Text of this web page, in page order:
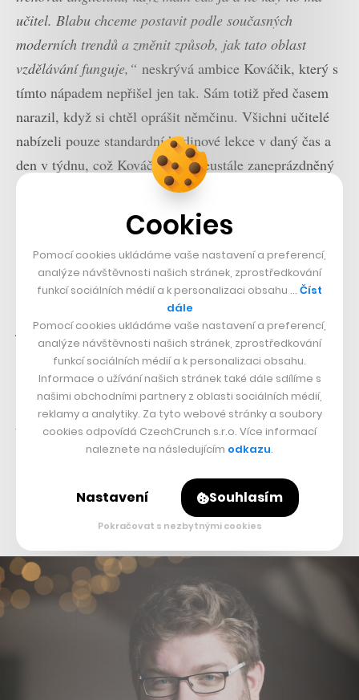
učitel. Blabu chceme postavit podle současných
moderních trendů a změnit způsob, jak tato oblast
vzdělávání funguje,“ neskrývá ambice Kováčik, který s
tímto nápadem nepřišel jen tak. Sám totiž před časem
narazil, když si chtěl oprášit němčinu. Všichni učitelé
nabízeli pouze standardní hodinové lekce v daný čas a
den v týdnu, což Kováčik jako neustále zaneprázdněný
šéf Skrzu nemohl akceptovat.
Proto vymyslel úplně nový model, kdy z celé rovnice
právě učitele a rigidní standardní způsob výuky vyřadil.
Ne že by snad byli učitelé špatní, ale Blabu nebude
primárně o učení, ale o konverzaci a tedy pro lidi, kteří
již vybraným jazykem do jisté míry vládnou a potřebují
především mluvit, aby se zdokonalovali.„Nebudeme
mít učitele, ale běžné lidi ze všech koutů světa, abyste se
mohli propojit třeba s Newyorčanem z Bronxu nebo
Angličanem z Newcastlu, pokud zrovna tam pojedete a
budete se chtít dopředu připravit,“popisuje Eva
platformy rozhodně Blabu nenahradí, ale bude jejich
vhodným doplňkem.
Cookies
Pomocí cookies ukládáme vaše nastavení a preferencí,
analýze návštěvnosti našich stránek, zprostředkování
funkcí sociálních médií a k personalizaci obsahu … Číst
dále
Pomocí cookies ukládáme vaše nastavení a preferencí,
analýze návštěvnosti našich stránek, zprostředkování
funkcí sociálních médií a k personalizaci obsahu.
Informace o užívání našich stránek také dále sdílíme s
našimi obchodními partnery z oblasti sociálních médií,
reklamy a analytiky. Za tyto webové stránky a soubory
cookies odpovídá CzechCrunch s.r.o. Více informací
naleznete na následujícím odkazu.
Nastavení Souhlasím
Pokračovat s nezbytnými cookies